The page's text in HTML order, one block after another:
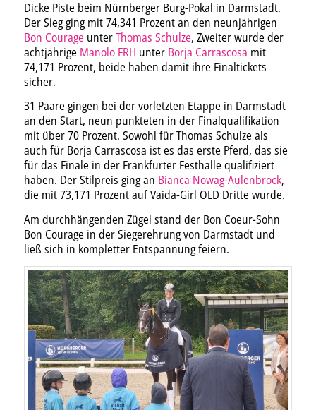
Dicke Piste beim Nürnberger Burg-Pokal in Darmstadt.
Der Sieg ging mit 74,341 Prozent an den neunjährigen
Bon Courage unterThomas Schulze, Zweiter wurde der
achtjährige Manolo FRH unter Borja Carrascosa mit
74,171 Prozent, beide haben damit ihre Finaltickets
sicher.
31 Paare gingen bei der vorletzten Etappe in Darmstadt
an den Start, neun punkteten in der Finalqualifikation
mit über 70 Prozent. Sowohl für Thomas Schulze als
auch für Borja Carrascosa ist es das erste Pferd, das sie
für das Finale in der Frankfurter Festhalle qualifiziert
haben. Der Stilpreis ging an Bianca Nowag-Aulenbrock,
die mit 73,171 Prozent auf Vaida-Girl OLD Dritte wurde.
Am durchhängenden Zügel stand der Bon Coeur-Sohn
Bon Courage in der Siegerehrung von Darmstadt und
ließ sich in kompletter Entspannung feiern.